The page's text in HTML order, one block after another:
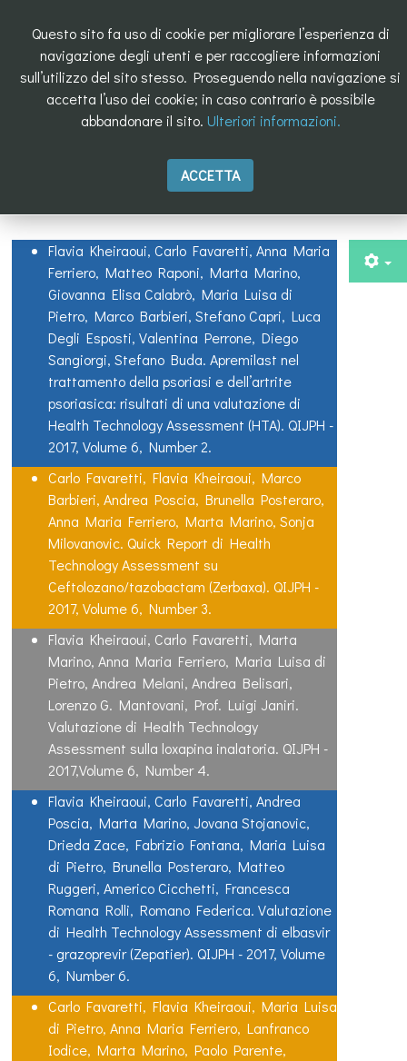
Flavia Kheiraoui, Carlo Favaretti, Anna Maria
Ferriero, Matteo Raponi, Marta Marino,
Giovanna Elisa Calabrò, Maria Luisa di
Pietro, Marco Barbieri, Stefano Capri, Luca
Degli Esposti, Valentina Perrone, Diego
Sangiorgi, Stefano Buda. Apremilast nel
trattamento della psoriasi e dell’artrite
psoriasica: risultati di una valutazione di
Health Technology Assessment (HTA). QIJPH -
2017, Volume 6, Number 2.
Carlo Favaretti, Flavia Kheiraoui, Marco
Barbieri, Andrea Poscia, Brunella Posteraro,
Anna Maria Ferriero, Marta Marino, Sonja
Milovanovic. Quick Report di Health
Technology Assessment su
Ceftolozano/tazobactam (Zerbaxa). QIJPH -
2017, Volume 6, Number 3.
Flavia Kheiraoui, Carlo Favaretti, Marta
Marino, Anna Maria Ferriero, Maria Luisa di
Pietro, Andrea Melani, Andrea Belisari,
Lorenzo G. Mantovani, Prof. Luigi Janiri.
Valutazione di Health Technology
Assessment sulla loxapina inalatoria. QIJPH -
2017,Volume 6, Number 4.
Flavia Kheiraoui, Carlo Favaretti, Andrea
Poscia, Marta Marino, Jovana Stojanovic,
Drieda Zace, Fabrizio Fontana, Maria Luisa
di Pietro, Brunella Posteraro, Matteo
Ruggeri, Americo Cicchetti, Francesca
Romana Rolli, Romano Federica. Valutazione
di Health Technology Assessment di elbasvir
- grazoprevir (Zepatier). QIJPH - 2017, Volume
6, Number 6.
Carlo Favaretti, Flavia Kheiraoui, Maria Luisa
di Pietro, Anna Maria Ferriero, Lanfranco
Iodice, Marta Marino, Paolo Parente,
Questo sito fa uso di cookie per migliorare l’esperienza di
navigazione degli utenti e per raccogliere informazioni
sull’utilizzo del sito stesso. Proseguendo nella navigazione si
accetta l’uso dei cookie; in caso contrario è possibile
abbandonare il sito. Ulteriori informazioni.
ACCETTA